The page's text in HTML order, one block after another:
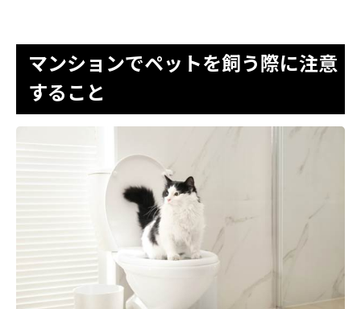
マンションでペットを飼う際に注意
すること